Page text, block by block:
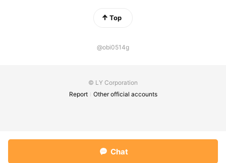
Top
@obi0514g
© LY Corporation
Report
Other official accounts
Chat